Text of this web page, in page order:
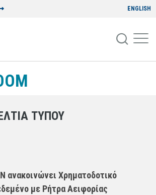
ENGLISH
ΤΥΠΟΥ
ανακοινώνει Χρηματοδοτικό
με Ρήτρα Αειφορίας